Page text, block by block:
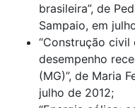
brasileira”, de
Sampaio, em
“Construção
desempenho
(MG)”, de Maria
julho de 2012;